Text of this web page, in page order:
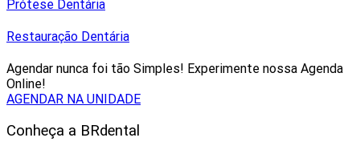
Prótese Dentária
Restauração Dentária
Agendar nunca foi tão Simples! Experimente nossa Agenda
Online!
AGENDAR NA UNIDADE
Conheça a BRdental